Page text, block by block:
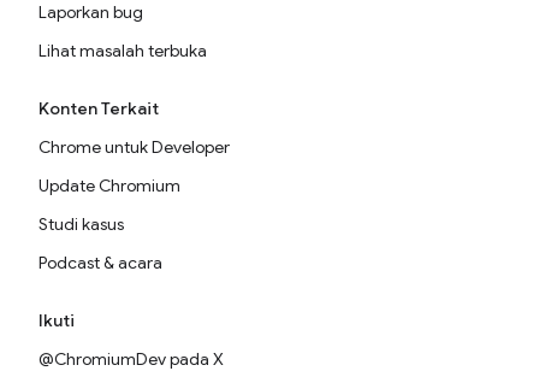
Laporkan bug
Lihat masalah terbuka
Konten Terkait
Chrome untuk Developer
Update Chromium
Studi kasus
Podcast & acara
Ikuti
@ChromiumDev pada X